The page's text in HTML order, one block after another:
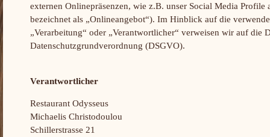
externen Onlinepräsenzen, wie z.B. unser Social Media Profile
bezeichnet als „Onlineangebot“). Im Hinblick auf die
„Verarbeitung“ oder „Verantwortlicher“ verweisen wir auf die
Datenschutzgrundverordnung (DSGVO).
Verantwortlicher
Restaurant Odysseus
Michaelis Christodoulou
Schillerstrasse 21